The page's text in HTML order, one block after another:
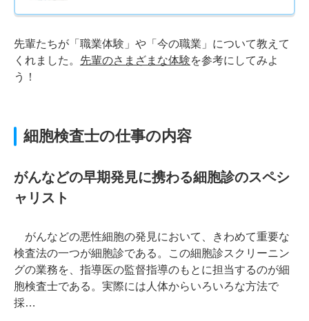
先輩たちが「職業体験」や「今の職業」について教えて
くれました。 先輩のさまざまな体験を参考にしてみよ
う！
細胞検査士の仕事の内容
がんなどの早期発見に携わる細胞診のスペシ
ャリスト
がんなどの悪性細胞の発見において、きわめて重要な
検査法の一つが細胞診である。この細胞診スクリーニン
グの業務を、指導医の監督指導のもとに担当するのが細
胞検査士である。実際には人体からいろいろな方法で
採…